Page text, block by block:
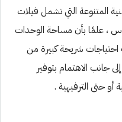
المتنوعة التي تشمل فيلات
، علمًا بأن مساحة الوحدات
احتياجات شريحة كبيرة من
جانب الاهتمام بتوفير
حتى الترفيهية .